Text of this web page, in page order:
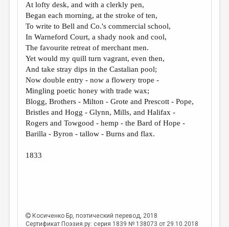
РЕЦЕНЗИРОВАНИЕ
ЦИКЛЫ ПУБЛИКАЦИЙ
ТРЕДИАКОВСКИЙ
МЕДИА
ВКОНТАКТЕ
At lofty desk, and with a clerkly pen,
Began each morning, at the stroke of ten,
To write to Bell and Co.'s commercial school,
In Warneford Court, a shady nook and cool,
The favourite retreat of merchant men.
Yet would my quill turn vagrant, even then,
And take stray dips in the Castalian pool;
Now double entry - now a flowery trope -
Mingling poetic honey with trade wax;
Blogg, Brothers - Milton - Grote and Prescott - Pope,
Bristles and Hogg - Glynn, Mills, and Halifax -
Rogers and Towgood - hemp - the Bard of Hope -
Barilla - Byron - tallow - Burns and flax.
1833
Косиченко Бр, поэтический перевод, 2018
Сертификат Поэзия.ру: серия 1839 № 138073 от 29.10.2018